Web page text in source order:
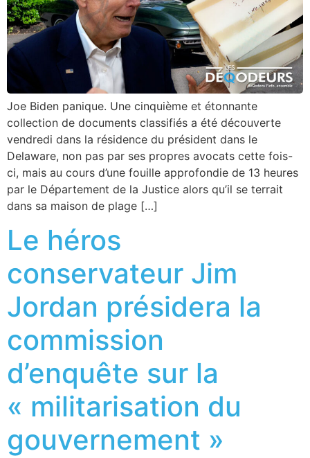
Joe Biden panique. Une cinquième et étonnante
collection de documents classifiés a été découverte
vendredi dans la résidence du président dans le
Delaware, non pas par ses propres avocats cette fois-
ci, mais au cours d’une fouille approfondie de 13 heures
par le Département de la Justice alors qu’il se terrait
dans sa maison de plage […]
Le héros
conservateur Jim
Jordan présidera la
commission
d’enquête sur la
« militarisation du
gouvernement »